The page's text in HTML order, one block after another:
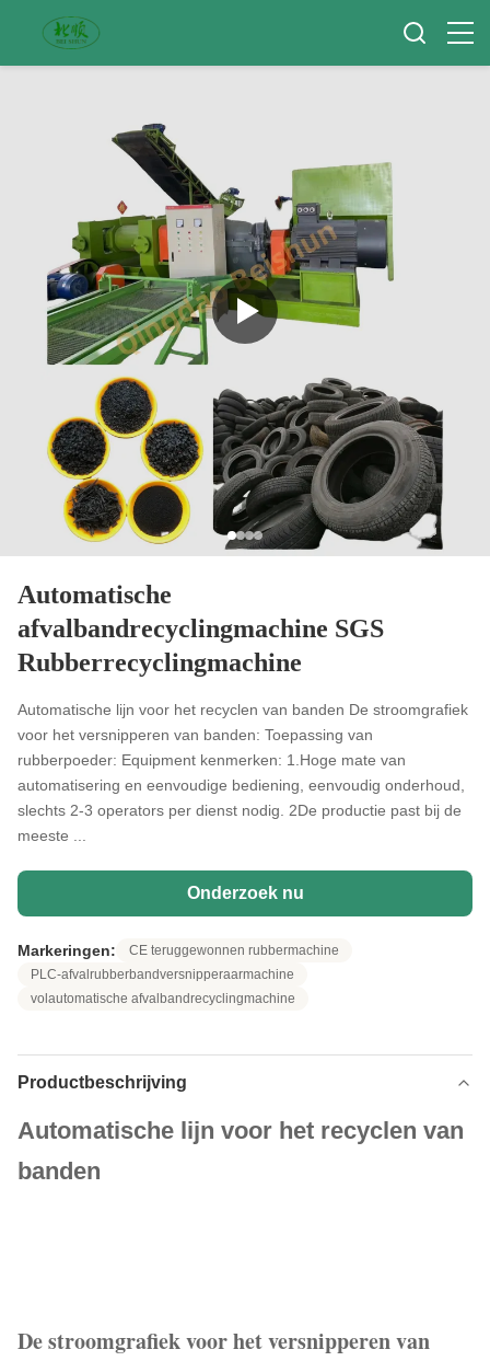
Automatische
afvalbandrecyclingmachine SGS
Rubberrecyclingmachine
Automatische lijn voor het recyclen van banden De stroomgrafiek
voor het versnipperen van banden: Toepassing van
rubberpoeder: Equipment kenmerken: 1.Hoge mate van
automatisering en eenvoudige bediening, eenvoudig onderhoud,
slechts 2-3 operators per dienst nodig. 2De productie past bij de
meeste ...
Onderzoek nu
Markeringen:
CE teruggewonnen rubbermachine
PLC-afvalrubberbandversnipperaarmachine
volautomatische afvalbandrecyclingmachine
Productbeschrijving
Automatische lijn voor het recyclen van
banden
De stroomgrafiek voor het versnipperen van